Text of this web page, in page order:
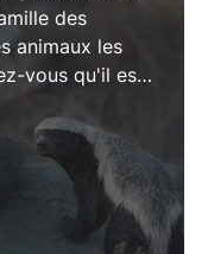
des
animaux les
vous qu'il est
curiosités
miel.